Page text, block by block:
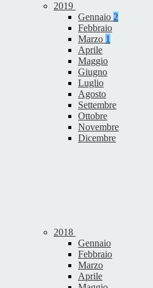
2019
Gennaio 2
Febbraio
Marzo 1
Aprile
Maggio
Giugno
Luglio
Agosto
Settembre
Ottobre
Novembre
Dicembre
2018
Gennaio
Febbraio
Marzo
Aprile